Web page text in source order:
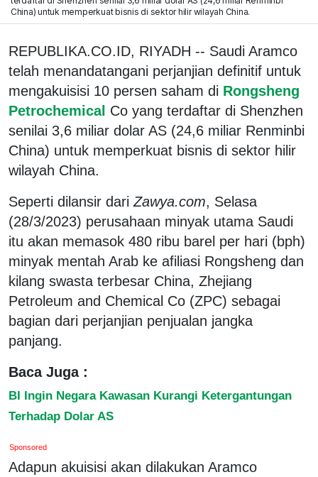
China) untuk memperkuat bisnis di sektor hilir wilayah China.
REPUBLIKA.CO.ID, RIYADH -- Saudi Aramco
telah menandatangani perjanjian definitif untuk
mengakuisisi 10 persen saham di Rongsheng
Petrochemical Co yang terdaftar di Shenzhen
senilai 3,6 miliar dolar AS (24,6 miliar Renminbi
China) untuk memperkuat bisnis di sektor hilir
wilayah China.
Seperti dilansir dari Zawya.com, Selasa
(28/3/2023) perusahaan minyak utama Saudi
itu akan memasok 480 ribu barel per hari (bph)
minyak mentah Arab ke afiliasi Rongsheng dan
kilang swasta terbesar China, Zhejiang
Petroleum and Chemical Co (ZPC) sebagai
bagian dari perjanjian penjualan jangka
panjang.
Baca Juga :
BI Ingin Negara Kawasan Kurangi Ketergantungan
Terhadap Dolar AS
Sponsored
Adapun akuisisi akan dilakukan Aramco